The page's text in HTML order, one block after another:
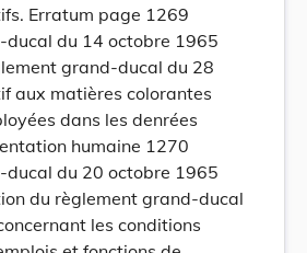
Erratum page 1269
ducal du 14 octobre 1965
grand-ducal du 28
aux matières colorantes
dans les denrées
humaine 1270
ducal du 20 octobre 1965
du règlement grand-ducal
les conditions